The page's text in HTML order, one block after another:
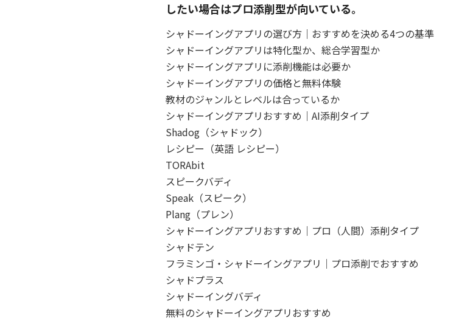
したい場合はプロ添削型が向いている。
シャドーイングアプリの選び方｜おすすめを決める4つの基準
シャドーイングアプリは特化型か、総合学習型か
シャドーイングアプリに添削機能は必要か
シャドーイングアプリの価格と無料体験
教材のジャンルとレベルは合っているか
シャドーイングアプリおすすめ｜AI添削タイプ
Shadog（シャドック）
レシピー（英語 レシピー）
TORAbit
スピークバディ
Speak（スピーク）
Plang（プレン）
シャドーイングアプリおすすめ｜プロ（人間）添削タイプ
シャドテン
フラミンゴ・シャドーイングアプリ｜プロ添削でおすすめ
シャドプラス
シャドーイングバディ
無料のシャドーイングアプリおすすめ